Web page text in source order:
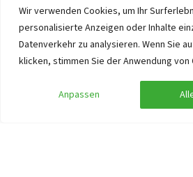
Wir verwenden Cookies, um Ihr
personalisierte Anzeigen oder Inhalte
Datenverkehr zu analysieren. Wenn Sie
klicken, stimmen Sie der Anwendung von
Anpassen
Preis
Garantie für Gruppenunterkünfte (GGG)
Disclaimer
Reviewrichtlinien